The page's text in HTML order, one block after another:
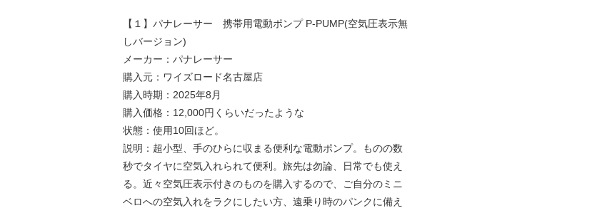
【１】パナレーサー 携帯用電動ポンプ P-PUMP(空気圧表示無
しバージョン)
メーカー：パナレーサー
購入元：ワイズロード名古屋店
購入時期：2025年8月
購入価格：12,000円くらいだったような
状態：使用10回ほど。
説明：超小型、手のひらに収まる便利な電動ポンプ。ものの数
秒でタイヤに空気入れられて便利。旅先は勿論、日常でも使え
る。近々空気圧表示付きのものを購入するので、ご自分のミニ
ベロへの空気入れをラクにしたい方、遠乗り時のパンクに備え